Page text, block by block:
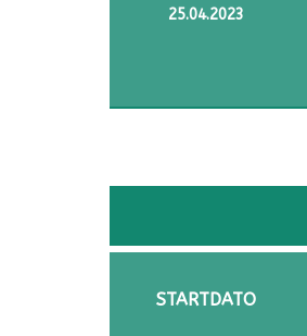
25.04.2023
STARTDATO